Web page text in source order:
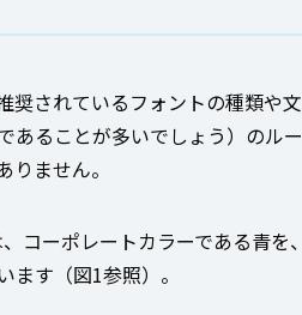
奨されているフォントの種類や
あることが多いでしょう）のル
ません。
コーポレートカラーである青を
す（図1参照）。